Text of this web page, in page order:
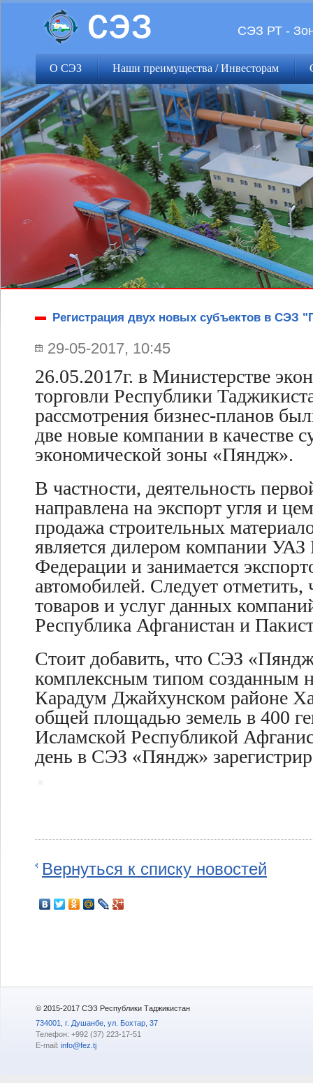
СЭЗ РТ -
О СЭЗ Наши преимущества / Инвесторам
Регистрация двух новых субъектов в СЭЗ
29-05-2017, 10:45
26.05.2017г. в Министерстве
торговли Республики
рассмотрения бизнес-планов
две новые компании в качестве
экономической зоны «Пяндж».
В частности, деятельность
направлена на экспорт угля и
продажа строительных
является дилером компании УАЗ
Федерации и занимается
автомобилей. Следует
товаров и услуг данных
Республика Афганистан и
Стоит добавить, что СЭЗ
комплексным типом созданным
Карадум Джайхунском районе
общей площадью земель в 400
Исламской Республикой
день в СЭЗ «Пяндж»
Вернуться к списку новостей
© 2015-2017 СЭЗ Республики Таджикистан
734001, г. Душанбе, ул. Бохтар, 37
Телефон: +992 (37) 223-17-51
E-mail: info@fez.tj